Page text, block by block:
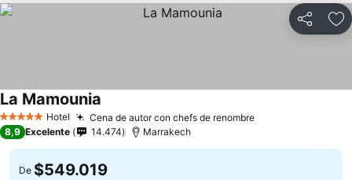
Compartir
5 Estrellas Hotel Cena de autor con chefs de renombre
La Mamounia
8,9 Excelente 14.474 Marrakech
De $549.019